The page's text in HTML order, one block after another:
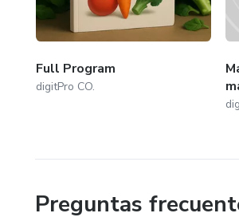
Full Program
digitPro CO.
Preguntas